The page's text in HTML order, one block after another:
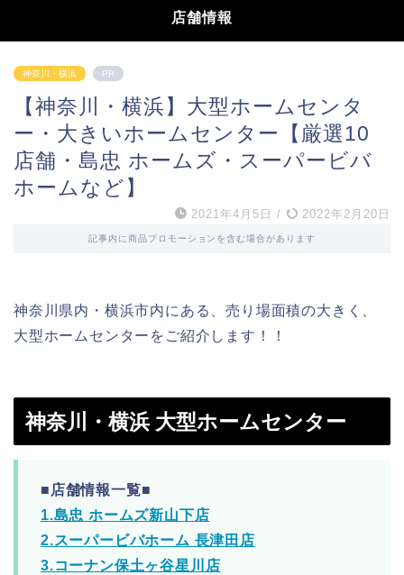
店舗情報
神奈川・横浜 PR
【神奈川・横浜】大型ホームセンタ
ー・大きいホームセンター【厳選10
店舗・島忠 ホームズ・スーパービバ
ホームなど】
2021年4月5日 / 2022年2月20日
記事内に商品プロモーションを含む場合があります
神奈川県内・横浜市内にある、売り場面積の大きく、
大型ホームセンターをご紹介します！！
神奈川・横浜 大型ホームセンター
■店舗情報一覧■
1.島忠 ホームズ新山下店
2.スーパービバホーム 長津田店
3.コーナン保土ヶ谷星川店